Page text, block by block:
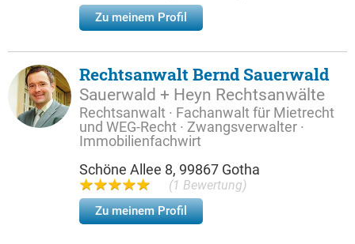
Zu meinem Profil
Rechtsanwalt Bernd Sauerwald
Sauerwald + Heyn Rechtsanwälte
Rechtsanwalt · Fachanwalt für Mietrecht
und WEG-Recht · Zwangsverwalter ·
Immobilienfachwirt
Schöne Allee 8, 99867 Gotha
(1 Bewertung)
Zu meinem Profil